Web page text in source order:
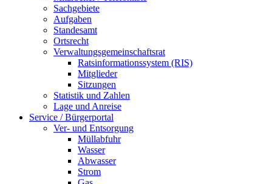
Sachgebiete
Aufgaben
Standesamt
Ortsrecht
Verwaltungsgemeinschaftsrat
Ratsinformationssystem (RIS)
Mitglieder
Sitzungen
Statistik und Zahlen
Lage und Anreise
Service / Bürgerportal
Ver- und Entsorgung
Müllabfuhr
Wasser
Abwasser
Strom